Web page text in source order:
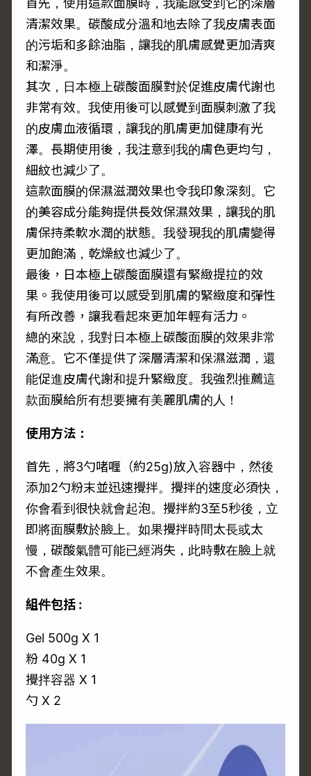
首先，使用這款面膜時，我能感受到它的深層
清潔效果。碳酸成分溫和地去除了我皮膚表面
的污垢和多餘油脂，讓我的肌膚感覺更加清爽
和潔淨。
其次，日本極上碳酸面膜對於促進皮膚代謝也
非常有效。我使用後可以感覺到面膜刺激了我
的皮膚血液循環，讓我的肌膚更加健康有光
澤。長期使用後，我注意到我的膚色更均勻，
細紋也減少了。
這款面膜的保濕滋潤效果也令我印象深刻。它
的美容成分能夠提供長效保濕效果，讓我的肌
膚保持柔軟水潤的狀態。我發現我的肌膚變得
更加飽滿，乾燥紋也減少了。
最後，日本極上碳酸面膜還有緊緻提拉的效
果。我使用後可以感受到肌膚的緊緻度和彈性
有所改善，讓我看起來更加年輕有活力。
總的來說，我對日本極上碳酸面膜的效果非常
滿意。它不僅提供了深層清潔和保濕滋潤，還
能促進皮膚代謝和提升緊緻度。我強烈推薦這
款面膜給所有想要擁有美麗肌膚的人！
使用方法：
首先，將3勺啫喱（約25g)放入容器中，然後
添加2勺粉末並迅速攪拌。攪拌的速度必須快，
你會看到很快就會起泡。攪拌約3至5秒後，立
即將面膜敷於臉上。如果攪拌時間太長或太
慢，碳酸氣體可能已經消失，此時敷在臉上就
不會產生效果。
組件包括 :
Gel 500g X 1
粉 40g X 1
攪拌容器 X 1
勺 X 2